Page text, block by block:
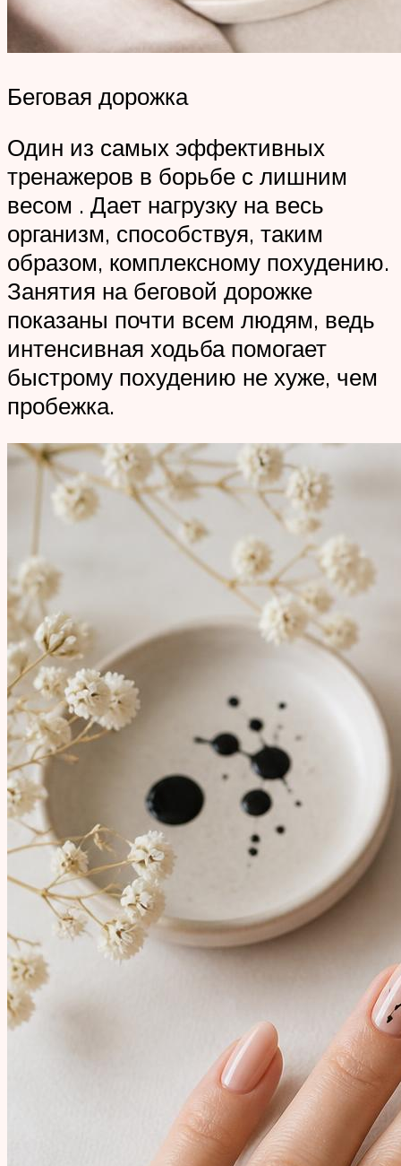
Беговая дорожка
Один из самых эффективных
тренажеров в борьбе с лишним
весом . Дает нагрузку на весь
организм, способствуя, таким
образом, комплексному похудению.
Занятия на беговой дорожке
показаны почти всем людям, ведь
интенсивная ходьба помогает
быстрому похудению не хуже, чем
пробежка.